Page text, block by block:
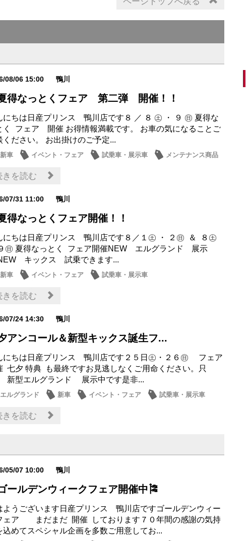
08/06 15:00 鴨川
得なっとくフェア 第二弾 開催！！
にちは日産プリンス 鴨川店です８ ／ ８ ㊏ ・ ９ ㊐ 夏得な
く フェア 開催 お得情報満載です。 お車の気になることご
ください。 お出掛けのご予定...
新車 イベント・フェア 試乗車・展示車
メンテナンス商品
きを読む
07/31 11:00 鴨川
得なっとくフェア開催！！
にちは日産プリンス 鴨川店です８／１㊏ ・ ２㊐ ＆ ８㊏
㊐ 夏得なっとく フェア開催NEW エルグランド 展示
キックス 試乗できます...
新車 イベント・フェア 試乗車・展示車
きを読む
07/24 14:30 鴨川
アンコール＆新型キックス誕生フ...
にちは日産プリンス 鴨川店です２５日㊏・２６㊐ フェア
七夕 特典 も最終ですお見逃しなくご用命ください。只
新型エルグランド 展示中です是非...
エルグランド 新車 イベント・フェア
試乗車・展示車
メンテナンス商品
きを読む
05/07 10:00 鴨川
ールデンウィークフェア開催中🎏
ようございます日産プリンス 鴨川店ですゴールデンウィー
ェア まだまだ 開催 しております７０年間の感謝の気持
込めてスペシャル企画を多数ご用意してお...